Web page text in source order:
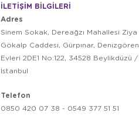
İLETİŞİM BİLGİLERİ
Adres
Sinem Sokak, Dereağzı Mahallesi Ziya
Gökalp Caddesi, Gürpınar, Denizgören
Evleri 2DE1 No:122, 34528 Beylikdüzü /
İstanbul
Telefon
0850 420 07 38 - 0549 377 51 51